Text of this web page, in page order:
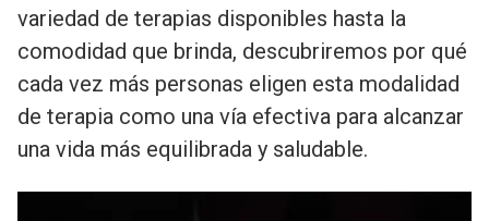
variedad de terapias disponibles hasta la
comodidad que brinda, descubriremos por qué
cada vez más personas eligen esta modalidad
de terapia como una vía efectiva para alcanzar
una vida más equilibrada y saludable.